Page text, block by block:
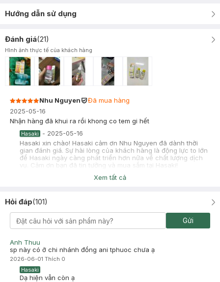
Hướng dẫn sử dụng
Đánh giá(21)
Hình ảnh thực tế của khách hàng
Nhu Nguyen
Đã mua hàng
2025-05-16
Nhận hàng đã khui ra rồi khong co tem gi hết
Hasaki - 2025-05-16
Hasaki xin chào! Hasaki cảm ơn Nhu Nguyen đã dành thời
gian đánh giá. Sự hài lòng của khách hàng là động lực to lớn
để Hasaki ngày càng phát triển hơn nữa về chất lượng dịch
vụ. Cảm ơn bạn đã tin tưởng và mua sắm tại Hasaki!
Đã mua hàng
Serum dùng ban ngày và ban đêm đều ổn, da tôi bị sạm nám,
đều có kết quả khả quan, không bết dính, rất ổn.
Xem tất cả
Hỏi đáp(101)
Gửi
Anh Thuu
sp này có ở chi nhánh đồng ani tphuoc chưa ạ
2026-06-01 Thích 0
Hasaki
Dạ hiện vẫn còn ạ